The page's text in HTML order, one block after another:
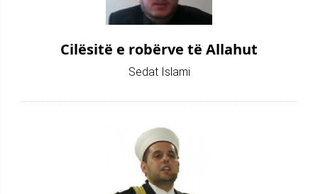
Cilësitë e robërve të Allahut
Sedat Islami